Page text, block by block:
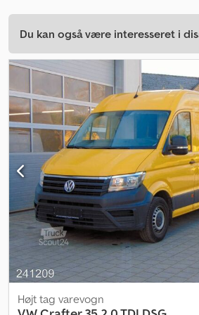
Du kan også være interesseret i
Højt tag varevogn